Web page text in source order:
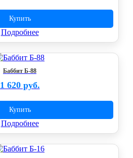
Купить
Подробнее
Баббит Б-88
1 620 руб.
Купить
Подробнее